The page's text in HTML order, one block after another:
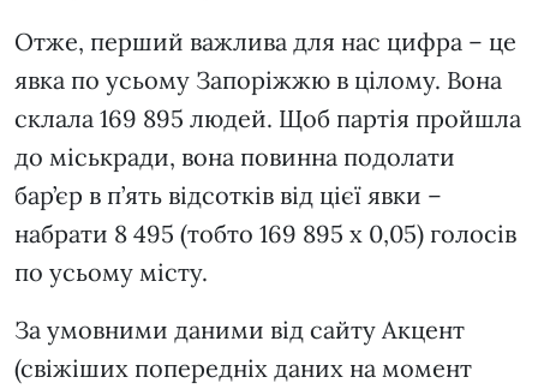
Отже, перший важлива для нас цифра – це
явка по усьому Запоріжжю в цілому. Вона
склала 169 895 людей. Щоб партія пройшла
до міськради, вона повинна подолати
бар’єр в п’ять відсотків від цієї явки –
набрати 8 495 (тобто 169 895 х 0,05) голосів
по усьому місту.
За умовними даними від сайту Акцент
(свіжіших попередніх даних на момент